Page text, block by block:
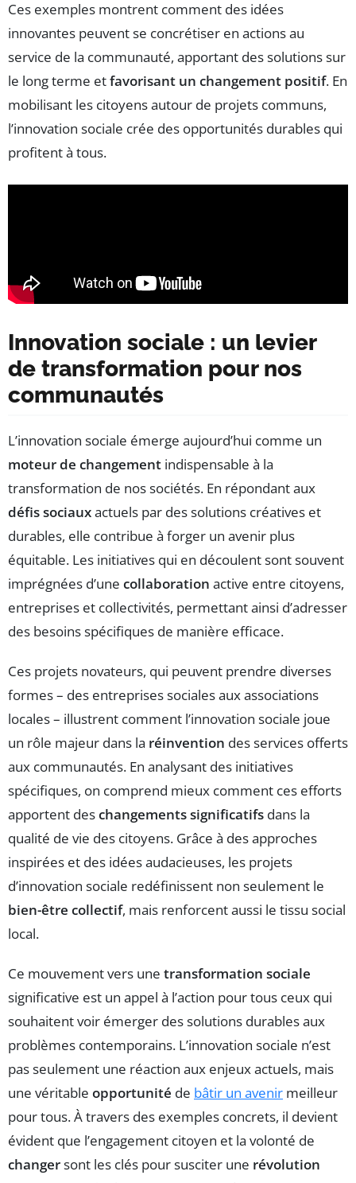
Ces exemples montrent comment des idées
innovantes peuvent se concrétiser en actions au
service de la communauté, apportant des solutions sur
le long terme etfavorisant un changement positif. En
mobilisant les citoyens autour de projets communs,
l’innovation sociale crée des opportunités durables qui
profitent à tous.
Innovation sociale : un levier
de transformation pour nos
communautés
L’innovation sociale émerge aujourd’hui comme un
moteur de changement indispensable à la
transformation de nos sociétés. En répondant aux
défis sociauxactuels par des solutions créatives et
durables, elle contribue à forger un avenir plus
équitable. Les initiatives qui en découlent sont souvent
imprégnées d’une collaboration active entre citoyens,
entreprises et collectivités, permettant ainsi d’adresser
des besoins spécifiques de manière efficace.
Ces projets novateurs, qui peuvent prendre diverses
formes – des entreprises sociales aux associations
locales – illustrent comment l’innovation sociale joue
un rôle majeur dans la réinvention des services offerts
aux communautés. En analysant des initiatives
spécifiques, on comprend mieux comment ces efforts
apportent deschangements significatifs dans la
qualité de vie des citoyens. Grâce à des approches
inspirées et des idées audacieuses, les projets
d’innovation sociale redéfinissent non seulement le
bien-être collectif, mais renforcent aussi le tissu social
local.
Ce mouvement vers une transformation sociale
significative est un appel à l’action pour tous ceux qui
souhaitent voir émerger des solutions durables aux
problèmes contemporains. L’innovation sociale n’est
pas seulement une réaction aux enjeux actuels, mais
une véritable opportunité de bâtir un avenir meilleur
pour tous. À travers des exemples concrets, il devient
évident que l’engagement citoyen et la volonté de
changersont les clés pour susciter une révolution